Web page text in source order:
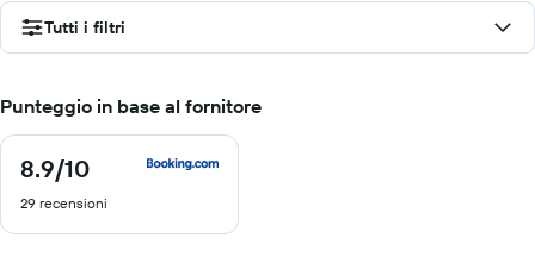
Tutti i filtri
Punteggio in base al fornitore
8.9/10
8.9
10
29 recensioni